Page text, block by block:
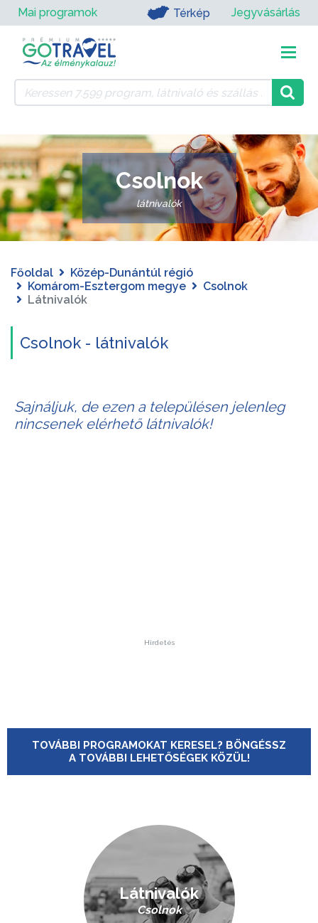
Mai programok Térkép Jegyvásárlás
Csolnok
látnivalók
Főoldal
Közép-Dunántúl régió
Komárom-Esztergom megye
Csolnok
Látnivalók
Csolnok - látnivalók
Sajnáljuk, de ezen a településen jelenleg
nincsenek elérhető látnivalók!
Hirdetés
TOVÁBBI PROGRAMOKAT KERESEL? BÖNGÉSSZ
A TOVÁBBI LEHETŐSÉGEK KÖZÜL!
Látnivalók
Csolnok